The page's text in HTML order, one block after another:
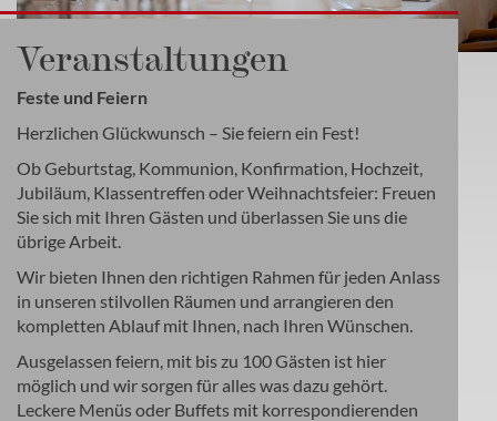
Veranstaltungen
Feste und Feiern
Herzlichen Glückwunsch – Sie feiern ein Fest!
Ob Geburtstag, Kommunion, Konfirmation, Hochzeit,
Jubiläum, Klassentreffen oder Weihnachtsfeier: Freuen
Sie sich mit Ihren Gästen und überlassen Sie uns die
übrige Arbeit.
Wir bieten Ihnen den richtigen Rahmen für jeden Anlass
in unseren stilvollen Räumen und arrangieren den
kompletten Ablauf mit Ihnen, nach Ihren Wünschen.
Ausgelassen feiern, mit bis zu 100 Gästen ist hier
möglich und wir sorgen für alles was dazu gehört.
Leckere Menüs oder Buffets mit korrespondierenden